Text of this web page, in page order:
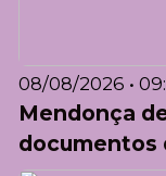
08/08/2026 •
Mendonça
documentos